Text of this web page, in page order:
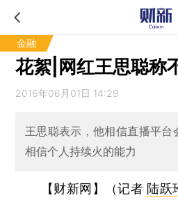
金融
花絮|网红王思聪称
2016年06月01日 14:29
王思聪表示，他相信直播平台
相信个人持续火的能力
【财新网】（记者 陆跃